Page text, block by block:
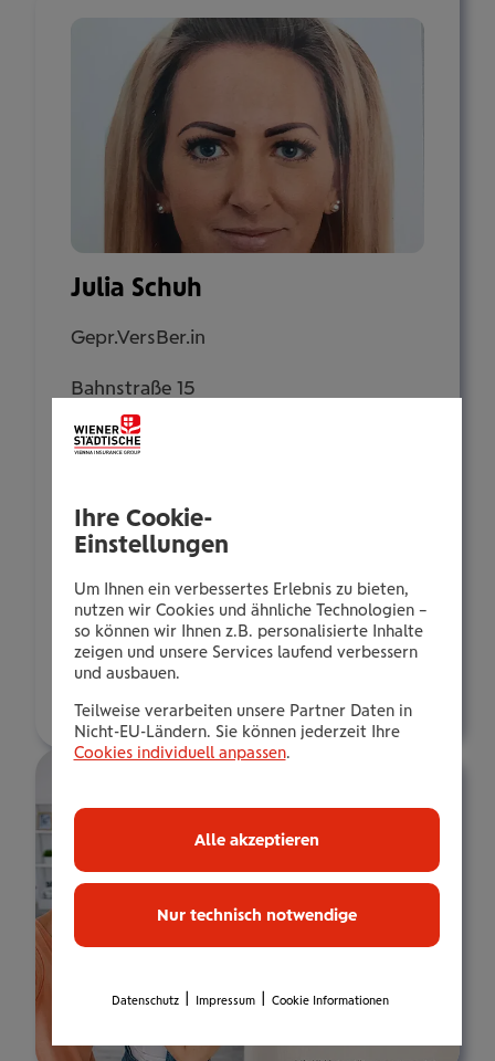
Julia Schuh
Gepr.VersBer.in
Bahnstraße 15
2230 Gänserndorf
+435035052590
Mobil:
+436646013952590
E-Mail:
j.schuh@wienerstaedtische.at
Ihre Cookie-
Einstellungen
Um Ihnen ein verbessertes Erlebnis zu bieten,
nutzen wir Cookies und ähnliche Technologien –
so können wir Ihnen z.B. personalisierte Inhalte
zeigen und unsere Services laufend verbessern
und ausbauen.
Teilweise verarbeiten unsere Partner Daten in
Nicht-EU-Ländern. Sie können jederzeit Ihre
Cookies individuell anpassen.
Nur technisch notwendige
Alle akzeptieren
Datenschutz Impressum Cookie Informationen